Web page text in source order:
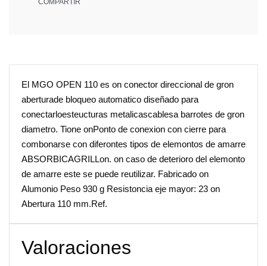
COMPARTIR
El MGO OPEN 110 es on conector direccional de gron
aberturade bloqueo automatico diseñado para
conectarloesteucturas metalicascablesa barrotes de gron
diametro. Tione onPonto de conexion con cierre para
combonarse con diferontes tipos de elemontos de amarre
ABSORBICAGRILLon. on caso de deterioro del elemonto
de amarre este se puede reutilizar. Fabricado on
Alumonio Peso 930 g Resistoncia eje mayor: 23 on
Abertura 110 mm.Ref.
Valoraciones